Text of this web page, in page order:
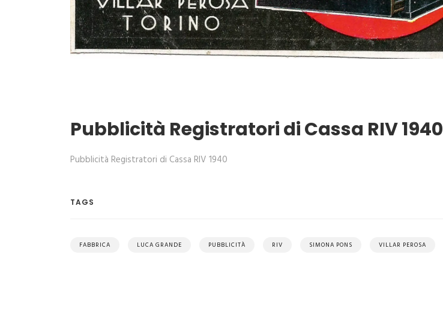
Pubblicità Registratori di Cassa RIV 1940
Pubblicità Registratori di Cassa RIV 1940
TAGS
FABBRICA LUCA GRANDE PUBBLICITÀ RIV SIMONA PONS VILLAR PEROSA